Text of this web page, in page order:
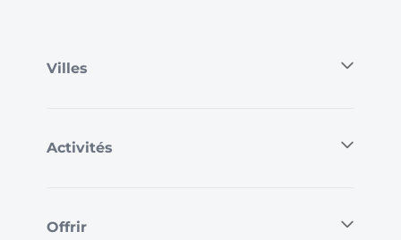
Villes
Activités
Offrir